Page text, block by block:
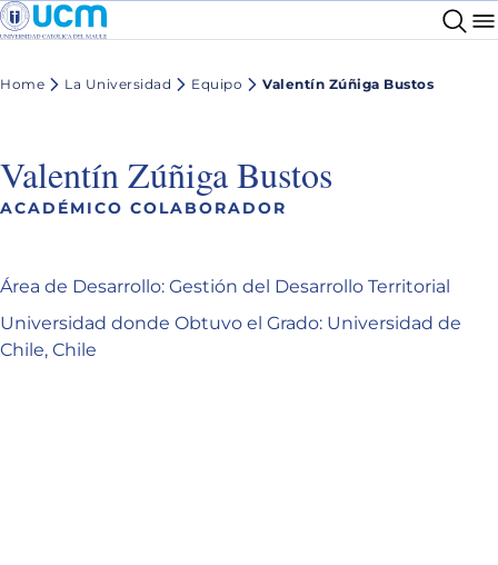
Home La Universidad Equipo Valentín Zúñiga Bustos
Valentín Zúñiga Bustos
ACADÉMICO COLABORADOR
Área de Desarrollo: Gestión del Desarrollo Territorial
Universidad donde Obtuvo el Grado: Universidad de
Chile, Chile